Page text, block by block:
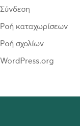
Σύνδεση
Ροή καταχωρίσεων
Ροή σχολίων
WordPress.org